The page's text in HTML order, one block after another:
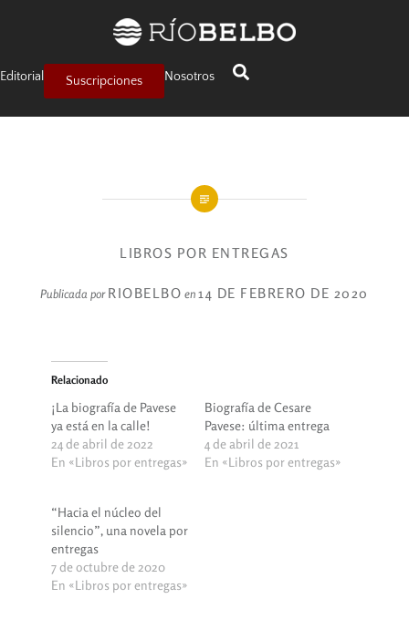
Editorial Suscripciones Nosotros
LIBROS POR ENTREGAS
Publicada porRIOBELBO en14 DE FEBRERO DE 2020
Relacionado
¡La biografía de Pavese
ya está en la calle!
24 de abril de 2022
En «Libros por entregas»
Biografía de Cesare
Pavese: última entrega
4 de abril de 2021
En «Libros por entregas»
“Hacia el núcleo del
silencio”, una novela por
entregas
7 de octubre de 2020
En «Libros por entregas»